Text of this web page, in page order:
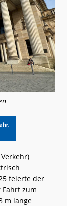
Verkehr)
feierte der
Fahrt zum
m lange